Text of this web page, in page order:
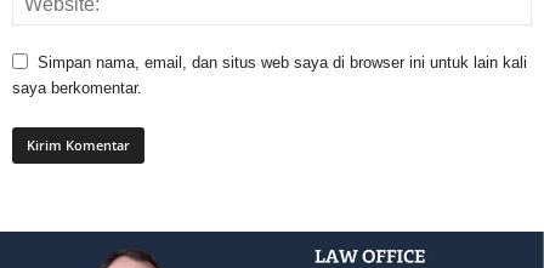
Simpan nama, email, dan situs web saya di browser ini untuk lain kali
saya berkomentar.